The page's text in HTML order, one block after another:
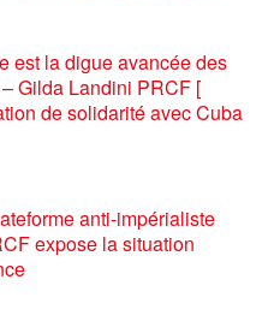
est la digue avancée des
Gilda Landini PRCF [
de solidarité avec Cuba
anti-impérialiste
expose la situation